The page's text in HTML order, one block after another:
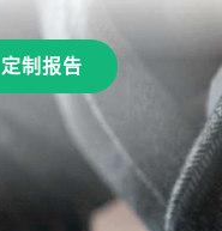
定制报告